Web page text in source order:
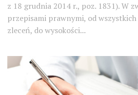
z 18 grudnia 2014 r., poz. 1831). W
przepisami prawnymi, od
zleceń, do wysokości...